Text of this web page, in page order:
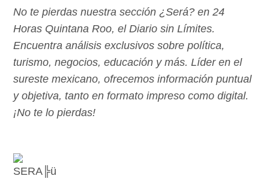
No te pierdas nuestra sección ¿Será? en 24
Horas Quintana Roo, el Diario sin Límites.
Encuentra análisis exclusivos sobre política,
turismo, negocios, educación y más. Líder en el
sureste mexicano, ofrecemos información puntual
y objetiva, tanto en formato impreso como digital.
¡No te lo pierdas!